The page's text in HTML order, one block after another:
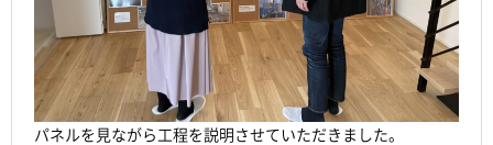
パネルを見ながら工程を説明させていただきました。